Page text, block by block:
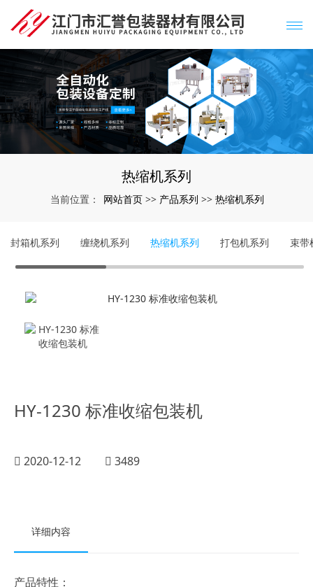
热缩机系列
当前位置： 网站首页 >> 产品系列 >> 热缩机系列
封箱机系列 缠绕机系列 热缩机系列 打包机系列 束带
HY-1230 标准收缩包装机
2020-12-12 3489
详细内容
产品特性：